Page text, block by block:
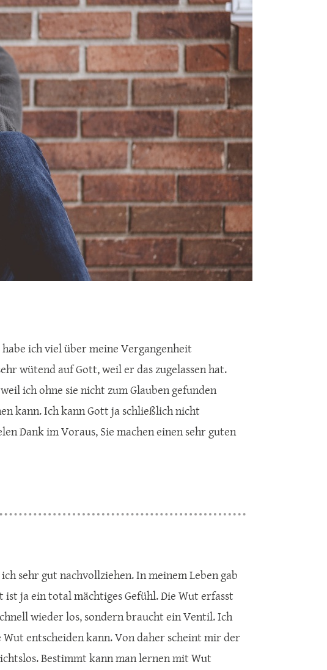
ich viel über meine Vergangenheit
wütend auf Gott, weil er das zugelassen hat.
ich ohne sie nicht zum Glauben gefunden
kann. Ich kann Gott ja schließlich nicht
Dank im Voraus, Sie machen einen sehr guten
sehr gut nachvollziehen. In meinem Leben gab
ja ein total mächtiges Gefühl. Die Wut erfasst
wieder los, sondern braucht ein Ventil. Ich
entscheiden kann. Von daher scheint mir der
Bestimmt kann man lernen mit Wut